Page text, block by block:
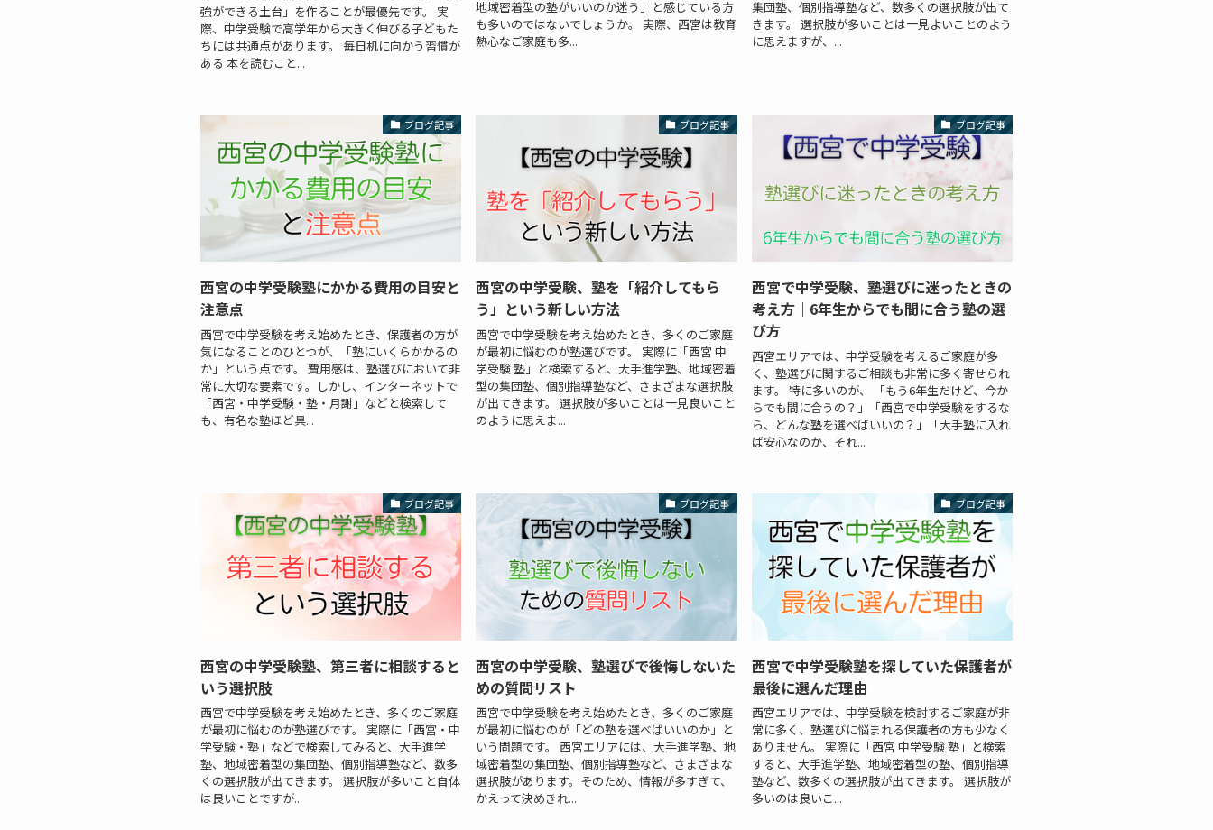
強ができる土台」を作ることが最優先です。 実
際、中学受験で高学年から大きく伸びる子どもた
ちには共通点があります。 毎日机に向かう習慣が
ある 本を読むこと...
地域密着型の塾がいいのか迷う」と感じている方
も多いのではないでしょうか。 実際、西宮は教育
熱心なご家庭も多...
集団塾、個別指導塾など、数多くの選択肢が出て
きます。 選択肢が多いことは一見よいことのよう
に思えますが、...
ブログ記事
西宮の中学受験塾にかかる費用の目安と
注意点
西宮で中学受験を考え始めたとき、保護者の方が
気になることのひとつが、「塾にいくらかかるの
か」という点です。 費用感は、塾選びにおいて非
常に大切な要素です。しかし、インターネットで
「西宮・中学受験・塾・月謝」などと検索して
も、有名な塾ほど具...
ブログ記事
西宮の中学受験、塾を「紹介してもら
う」という新しい方法
西宮で中学受験を考え始めたとき、多くのご家庭
が最初に悩むのが塾選びです。 実際に「西宮 中
学受験 塾」と検索すると、大手進学塾、地域密着
型の集団塾、個別指導塾など、さまざまな選択肢
が出てきます。 選択肢が多いことは一見良いこと
のように思えま...
ブログ記事
西宮で中学受験、塾選びに迷ったときの
考え方｜6年生からでも間に合う塾の選
び方
西宮エリアでは、中学受験を考えるご家庭が多
く、塾選びに関するご相談も非常に多く寄せられ
ます。 特に多いのが、 「もう6年生だけど、今か
らでも間に合うの？」「西宮で中学受験をするな
ら、どんな塾を選べばいいの？」「大手塾に入れ
ば安心なのか、それ...
ブログ記事
西宮の中学受験塾、第三者に相談すると
いう選択肢
西宮で中学受験を考え始めたとき、多くのご家庭
が最初に悩むのが塾選びです。 実際に「西宮・中
学受験・塾」などで検索してみると、大手進学
塾、地域密着型の集団塾、個別指導塾など、数多
くの選択肢が出てきます。 選択肢が多いこと自体
は良いことですが...
ブログ記事
西宮の中学受験、塾選びで後悔しないた
めの質問リスト
西宮で中学受験を考え始めたとき、多くのご家庭
が最初に悩むのが「どの塾を選べばいいのか」と
いう問題です。 西宮エリアには、大手進学塾、地
域密着型の集団塾、個別指導塾など、さまざまな
選択肢があります。そのため、情報が多すぎて、
かえって決めきれ...
ブログ記事
西宮で中学受験塾を探していた保護者が
最後に選んだ理由
西宮エリアでは、中学受験を検討するご家庭が非
常に多く、塾選びに悩まれる保護者の方も少なく
ありません。 実際に「西宮 中学受験 塾」と検索
すると、大手進学塾、地域密着型の塾、個別指導
塾など、数多くの選択肢が出てきます。 選択肢が
多いのは良いこ...